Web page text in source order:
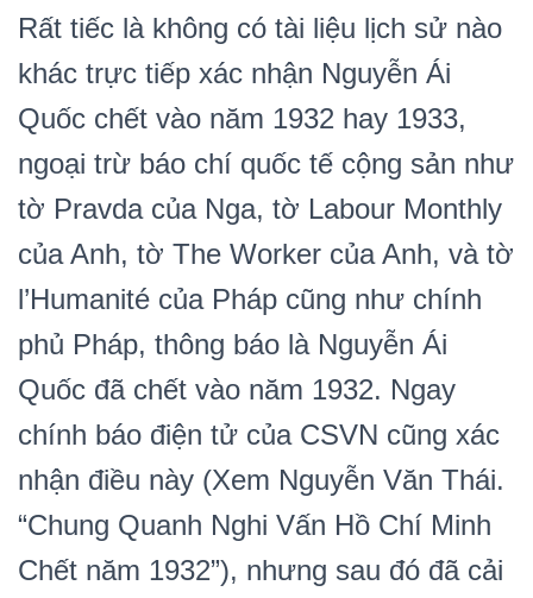
Rất tiếc là không có tài liệu lịch sử nào
khác trực tiếp xác nhận Nguyễn Ái
Quốc chết vào năm 1932 hay 1933,
ngoại trừ báo chí quốc tế cộng sản như
tờ Pravda của Nga, tờ Labour Monthly
của Anh, tờ The Worker của Anh, và tờ
l’Humanité của Pháp cũng như chính
phủ Pháp, thông báo là Nguyễn Ái
Quốc đã chết vào năm 1932. Ngay
chính báo điện tử của CSVN cũng xác
nhận điều này (Xem Nguyễn Văn Thái.
“Chung Quanh Nghi Vấn Hồ Chí Minh
Chết năm 1932”), nhưng sau đó đã cải